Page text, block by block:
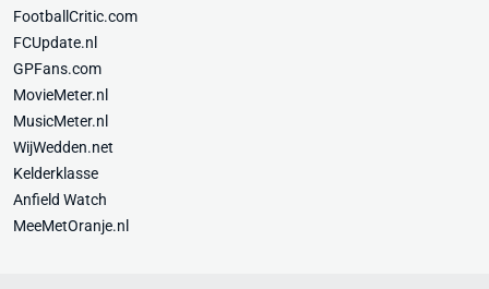
FootballCritic.com
FCUpdate.nl
GPFans.com
MovieMeter.nl
MusicMeter.nl
WijWedden.net
Kelderklasse
Anfield Watch
MeeMetOranje.nl